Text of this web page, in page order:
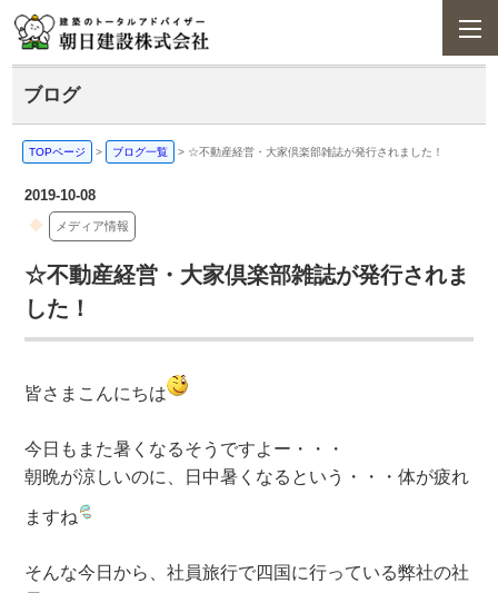
ブログ
TOPページ > ブログ一覧 > ☆不動産経営・大家倶楽部雑誌が発行されました！
2019-10-08
メディア情報
☆不動産経営・大家倶楽部雑誌が発行されま
した！
皆さまこんにちは
今日もまた暑くなるそうですよー・・・
朝晩が涼しいのに、日中暑くなるという・・・体が疲れ
ますね
そんな今日から、社員旅行で四国に行っている弊社の社